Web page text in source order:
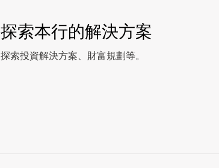
探索本行的解決方案
探索投資解決方案、財富規劃等。